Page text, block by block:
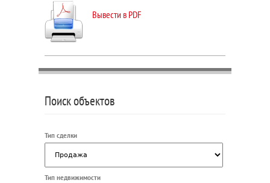
Вывести в PDF
Поиск объектов
Тип сделки
Тип недвижимости